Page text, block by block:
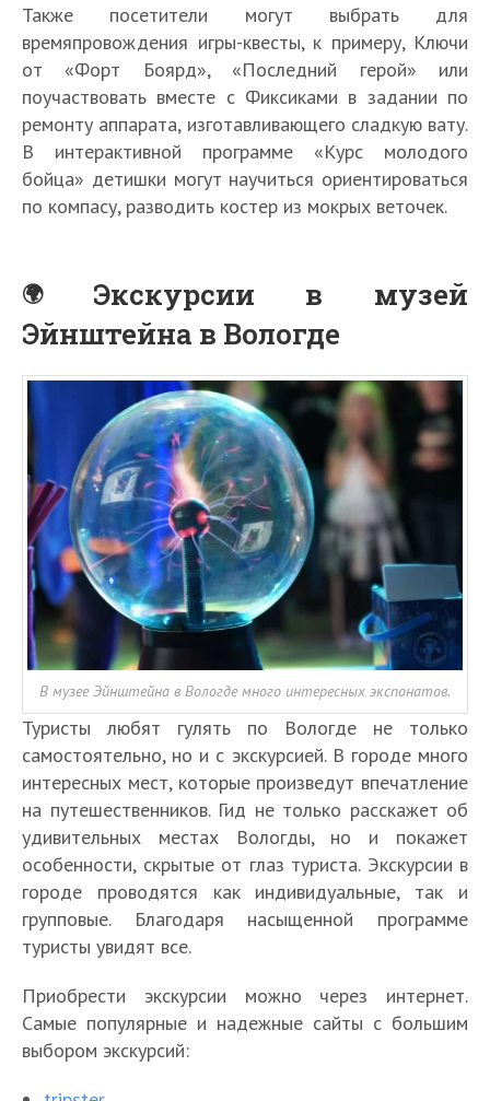
Также посетители могут выбрать для
времяпровождения игры-квесты, к примеру, Ключи
от «Форт Боярд», «Последний герой» или
поучаствовать вместе с Фиксиками в задании по
ремонту аппарата, изготавливающего сладкую вату.
В интерактивной программе «Курс молодого
бойца» детишки могут научиться ориентироваться
по компасу, разводить костер из мокрых веточек.
Экскурсии в музей
Эйнштейна в Вологде
В музее Эйнштейна в Вологде много интересных экспонатов.
Туристы любят гулять по Вологде не только
самостоятельно, но и с экскурсией. В городе много
интересных мест, которые произведут впечатление
на путешественников. Гид не только расскажет об
удивительных местах Вологды, но и покажет
особенности, скрытые от глаз туриста. Экскурсии в
городе проводятся как индивидуальные, так и
групповые. Благодаря насыщенной программе
туристы увидят все.
Приобрести экскурсии можно через интернет.
Самые популярные и надежные сайты с большим
выбором экскурсий: